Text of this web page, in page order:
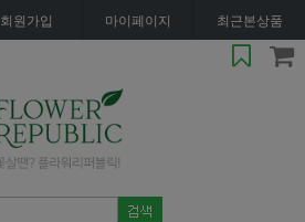
회원가입 마이페이지 최근본상품